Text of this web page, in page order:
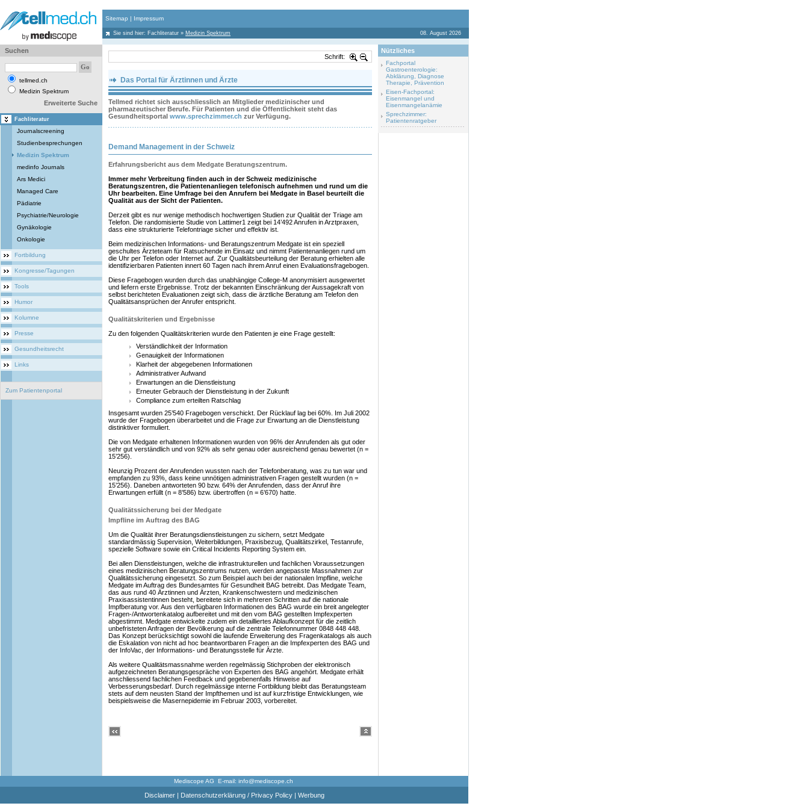
Sitemap | Impressum
Sie sind hier: Fachliteratur » Medizin Spektrum 08. August 2026
Suchen
tellmed.ch
Medizin Spektrum
Erweiterte Suche
Fachliteratur
Journalscreening
Studienbesprechungen
Medizin Spektrum
medinfo Journals
Ars Medici
Managed Care
Pädiatrie
Psychiatrie/Neurologie
Gynäkologie
Onkologie
Fortbildung
Kongresse/Tagungen
Tools
Humor
Kolumne
Presse
Gesundheitsrecht
Links
Zum Patientenportal
Schrift:
Das Portal für Ärztinnen und Ärzte
Tellmed richtet sich ausschliesslich an Mitglieder medizinischer und
pharmazeutischer Berufe. Für Patienten und die Öffentlichkeit steht das
Gesundheitsportal www.sprechzimmer.ch zur Verfügung.
Demand Management in der Schweiz
Erfahrungsbericht aus dem Medgate Beratungszentrum.
Immer mehr Verbreitung finden auch in der Schweiz medizinische
Beratungszentren, die Patientenanliegen telefonisch aufnehmen und rund um die
Uhr bearbeiten. Eine Umfrage bei den Anrufern bei Medgate in Basel beurteilt die
Qualität aus der Sicht der Patienten.
Derzeit gibt es nur wenige methodisch hochwertigen Studien zur Qualität der Triage am
Telefon. Die randomisierte Studie von Lattimer1 zeigt bei 14’492 Anrufen in Arztpraxen,
dass eine strukturierte Telefontriage sicher und effektiv ist.
Beim medizinischen Informations- und Beratungszentrum Medgate ist ein speziell
geschultes Ärzteteam für Ratsuchende im Einsatz und nimmt Patientenanliegen rund um
die Uhr per Telefon oder Internet auf. Zur Qualitätsbeurteilung der Beratung erhielten alle
identifizierbaren Patienten innert 60 Tagen nach ihrem Anruf einen Evaluationsfragebogen.
Diese Fragebogen wurden durch das unabhängige College-M anonymisiert ausgewertet
und liefern erste Ergebnisse. Trotz der bekannten Einschränkung der Aussagekraft von
selbst berichteten Evaluationen zeigt sich, dass die ärztliche Beratung am Telefon den
Qualitätsansprüchen der Anrufer entspricht.
Qualitätskriterien und Ergebnisse
Zu den folgenden Qualitätskriterien wurde den Patienten je eine Frage gestellt:
Verständlichkeit der Information
Genauigkeit der Informationen
Klarheit der abgegebenen Informationen
Administrativer Aufwand
Erwartungen an die Dienstleistung
Erneuter Gebrauch der Dienstleistung in der Zukunft
Compliance zum erteilten Ratschlag
Insgesamt wurden 25’540 Fragebogen verschickt. Der Rücklauf lag bei 60%. Im Juli 2002
wurde der Fragebogen überarbeitet und die Frage zur Erwartung an die Dienstleistung
distinktiver formuliert.
Die von Medgate erhaltenen Informationen wurden von 96% der Anrufenden als gut oder
sehr gut verständlich und von 92% als sehr genau oder ausreichend genau bewertet (n =
15’256).
Neunzig Prozent der Anrufenden wussten nach der Telefonberatung, was zu tun war und
empfanden zu 93%, dass keine unnötigen administrativen Fragen gestellt wurden (n =
15’256). Daneben antworteten 90 bzw. 64% der Anrufenden, dass der Anruf ihre
Erwartungen erfüllt (n = 8’586) bzw. übertroffen (n = 6’670) hatte.
Qualitätssicherung bei der Medgate
Impfline im Auftrag des BAG
Um die Qualität ihrer Beratungsdienstleistungen zu sichern, setzt Medgate
standardmässig Supervision, Weiterbildungen, Praxisbezug, Qualitätszirkel, Testanrufe,
spezielle Software sowie ein Critical Incidents Reporting System ein.
Bei allen Dienstleistungen, welche die infrastrukturellen und fachlichen Voraussetzungen
eines medizinischen Beratungszentrums nutzen, werden angepasste Massnahmen zur
Qualitätssicherung eingesetzt. So zum Beispiel auch bei der nationalen Impfline, welche
Medgate im Auftrag des Bundesamtes für Gesundheit BAG betreibt. Das Medgate Team,
das aus rund 40 Ärztinnen und Ärzten, Krankenschwestern und medizinischen
Praxisassistentinnen besteht, bereitete sich in mehreren Schritten auf die nationale
Impfberatung vor. Aus den verfügbaren Informationen des BAG wurde ein breit angelegter
Fragen-/Antwortenkatalog aufbereitet und mit den vom BAG gestellten Impfexperten
abgestimmt. Medgate entwickelte zudem ein detailliertes Ablaufkonzept für die zeitlich
unbefristeten Anfragen der Bevölkerung auf die zentrale Telefonnummer 0848 448 448.
Das Konzept berücksichtigt sowohl die laufende Erweiterung des Fragenkatalogs als auch
die Eskalation von nicht ad hoc beantwortbaren Fragen an die Impfexperten des BAG und
der InfoVac, der Informations- und Beratungsstelle für Ärzte.
Als weitere Qualitätsmassnahme werden regelmässig Stichproben der elektronisch
aufgezeichneten Beratungsgespräche von Experten des BAG angehört. Medgate erhält
anschliessend fachlichen Feedback und gegebenenfalls Hinweise auf
Verbesserungsbedarf. Durch regelmässige interne Fortbildung bleibt das Beratungsteam
stets auf dem neusten Stand der Impfthemen und ist auf kurzfristige Entwicklungen, wie
beispielsweise die Masernepidemie im Februar 2003, vorbereitet.
Nützliches
Fachportal
Gastroenterologie:
Abklärung, Diagnose
Therapie, Prävention
Eisen-Fachportal:
Eisenmangel und
Eisenmangelanämie
Sprechzimmer:
Patientenratgeber
Mediscope AG E-mail: info@mediscope.ch
Disclaimer| Datenschutzerklärung / Privacy Policy| Werbung